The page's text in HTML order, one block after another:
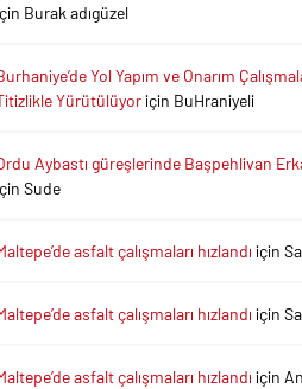
Burak adıgüzel
Yol Yapım ve Onarım
Yürütülüyoriçin BuHraniyeli
Aybastı güreşlerinde Başpehlivan
Sude
asfalt çalışmaları hızlandı için
asfalt çalışmaları hızlandı için
asfalt çalışmaları hızlandı için